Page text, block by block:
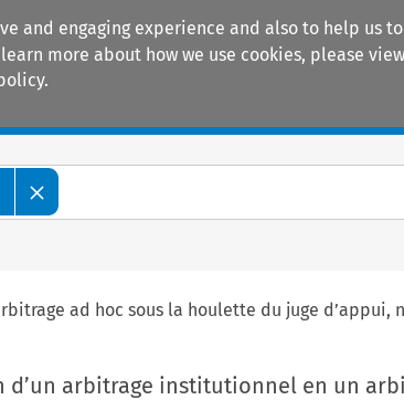
and engaging experience and also to help us
more about how we use cookies, please
ad hoc sous la houlette du juge d’appui,
d’un arbitrage institutionnel en un